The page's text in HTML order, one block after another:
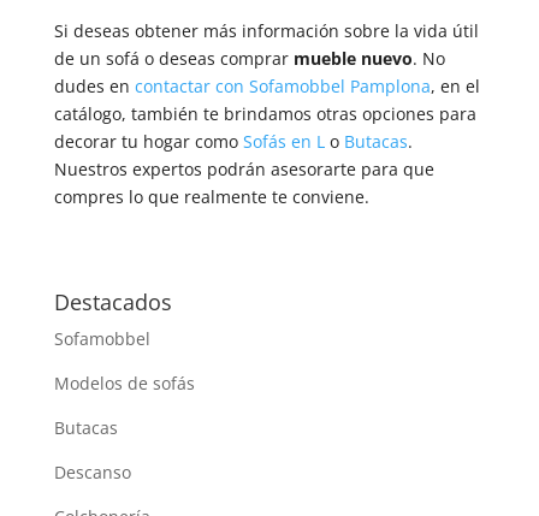
Si deseas obtener más información sobre la vida útil
de un sofá o deseas comprar mueble nuevo. No
dudes en contactar con Sofamobbel Pamplona, en el
catálogo, también te brindamos otras opciones para
decorar tu hogar como Sofás en Lo Butacas.
Nuestros expertos podrán asesorarte para que
compres lo que realmente te conviene.
Destacados
Sofamobbel
Modelos de sofás
Butacas
Descanso